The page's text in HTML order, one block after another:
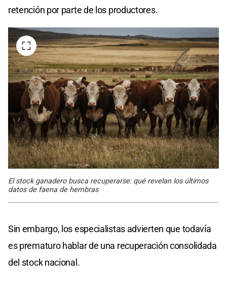
retención por parte de los productores.
El stock ganadero busca recuperarse: qué revelan los últimos
datos de faena de hembras
Sin embargo, los especialistas advierten que todavía
es prematuro hablar de una recuperación consolidada
del stock nacional.